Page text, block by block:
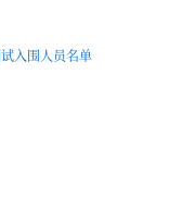
入围人员名单